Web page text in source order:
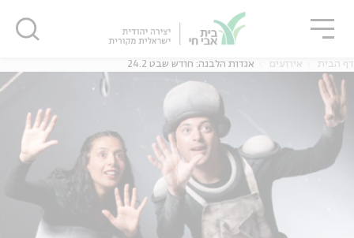
דף הבית אירועים אגדות הלבנה: חודש שבט 24.2
סגור